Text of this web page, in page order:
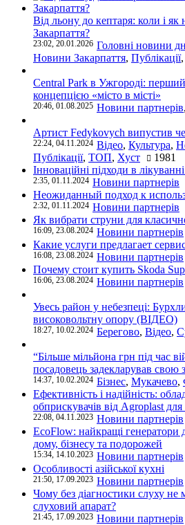
Від льону до кептаря: коли і як
Закарпаття?
23:02, 20.01.2026 Головні новини
Новини Закарпаття, Публікації,
Central Park в Ужгороді:
концепцією «місто в місті»
20:46, 01.08.2025 Новини партнерів,
Артист Fedykovych випустив
22:24, 04.11.2024 Відео, Культура,
Публікації, ТОП, Хуст
1981
Інноваційні підходи в
2:35, 01.11.2024 Новини партнерів
Неожиданный подход к
2:32, 01.11.2024 Новини партнерів
Як вибрати струни для
16:09, 23.08.2024 Новини партнерів
Какие услуги предлагает
16:08, 23.08.2024 Новини партнерів
Почему стоит купить Skoda
16:06, 23.08.2024 Новини партнерів
Увесь район у небезпеці:
високовольтну опору (ВІДЕО)
18:27, 10.02.2024 Берегово, Відео,
“Більше мільйона грн під час
посадовець задекларував
14:37, 10.02.2024 Бізнес, Мукачево,
Ефективність і надійність:
обприскувачів від Agroplast
22:08, 04.11.2023 Новини партнерів
EcoFlow: найкращі генератори
дому, бізнесу та подорожей
15:34, 14.10.2023 Новини партнерів
Особливості азійської кухні
21:50, 17.09.2023 Новини партнерів
Чому без діагностики слуху не
слуховий апарат?
21:45, 17.09.2023 Новини партнерів